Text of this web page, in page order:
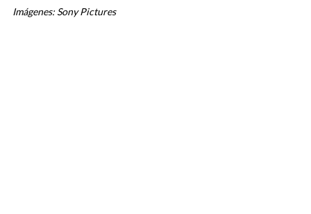
Imágenes: Sony Pictures